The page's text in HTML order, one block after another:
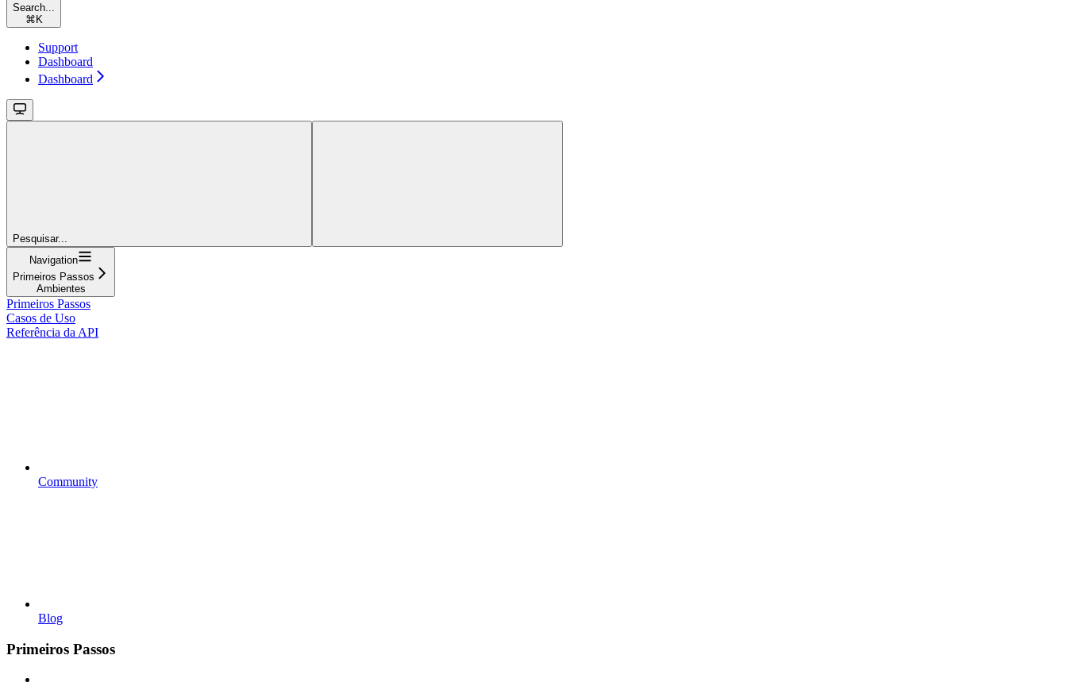
Search...
⌘ K
Support
Dashboard
Dashboard
Pesquisar...
Navigation
Primeiros Passos
Ambientes
Primeiros Passos
Casos de Uso
Referência da API
Community
Blog
Primeiros Passos